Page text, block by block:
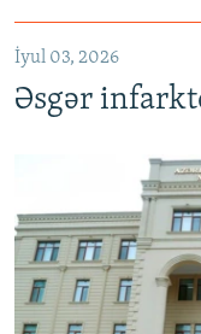
İyul 03, 2026
Əsgər